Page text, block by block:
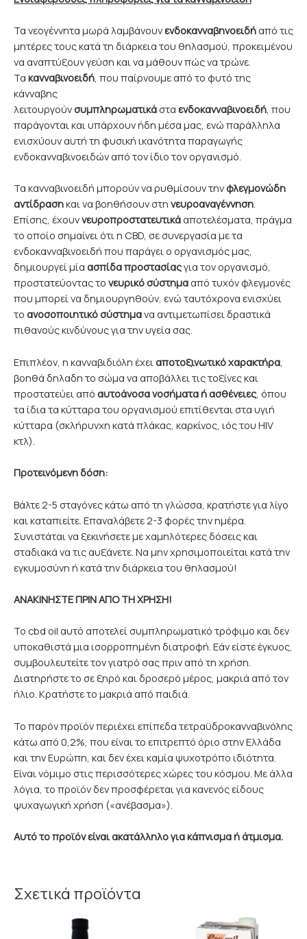
Τα νεογέννητα μωρά λαμβάνουν ενδοκανναβηνοειδήαπό τις
μητέρες τους κατά τη διάρκεια του θηλασμού, προκειμένου
να αναπτύξουν γεύση και να μάθουν πώς να τρώνε.
Τα κανναβινοειδή, που παίρνουμε από το φυτό της
κάνναβης
λειτουργούνσυμπληρωματικάστα ενδοκανναβινοειδή, που
παράγονται και υπάρχουν ήδη μέσα μας, ενώ παράλληλα
ενισχύουν αυτή τη φυσική ικανότητα παραγωγής
ενδοκανναβινοειδών από τον ίδιο τον οργανισμό.
Τα κανναβινοειδή μπορούν να ρυθμίσουν τηνφλεγμονώδη
αντίδρασηκαι να βοηθήσουν στη νευροαναγέννηση.
Επίσης, έχουννευροπροστατευτικάαποτελέσματα, πράγμα
το οποίο σημαίνει ότι η CBD, σε συνεργασία με τα
ενδοκανναβινοειδή που παράγει ο οργανισμός μας,
δημιουργεί μία ασπίδα προστασίαςγια τον οργανισμό,
προστατεύοντας το νευρικό σύστημααπό τυχόν φλεγμονές
που μπορεί να δημιουργηθούν, ενώ ταυτόχρονα ενισχύει
το ανοσοποιητικό σύστημανα αντιμετωπίσει δραστικά
πιθανούς κινδύνους για την υγεία σας.
Επιπλέον, η κανναβιδιόλη έχει αποτοξινωτικό χαρακτήρα
βοηθά δηλαδη το σώμα να αποβάλλει τις τοξίνες και
προστατεύει από αυτοάνοσανοσήματα ή ασθένειες , όπου
τα ίδια τα κύτταρα του οργανισμού επιτίθενται στα υγιή
κύτταρα (σκλήρυνχη κατά πλάκας, καρκίνος, ιός του ΗΙV
κτλ).
Προτεινόμενη δόση:
Βάλτε 2-5 σταγόνες κάτω από τη γλώσσα, κρατήστε για λίγο
και καταπιείτε. Επαναλάβετε 2-3 φορές την ημέρα.
Συνιστάται να ξεκινήσετε με χαμηλότερες δόσεις και
σταδιακά να τις αυξάνετε. Να μην χρησιμοποιείται κατά την
εγκυμοσύνη ή κατά την διάρκεια του θηλασμού!
ΑΝΑΚΙΝΗΣΤΕ ΠΡΙΝ ΑΠΟ ΤΗ ΧΡΗΣΗ!
Το cbd oil αυτό αποτελεί συμπληρωματικό τρόφιμο και δεν
υποκαθιστά μια ισορροπημένη διατροφή. Εάν είστε έγκυος,
συμβουλευτείτε τον γιατρό σας πριν από τη χρήση.
Διατηρήστε το σε ξηρό και δροσερό μέρος, μακριά από τον
ήλιο. Κρατήστε το μακριά από παιδιά.
Το παρόν προϊόν περιέχει επίπεδα τετραϋδροκανναβινόλης
κάτω από 0,2%, που είναι το επιτρεπτό όριο στην Ελλάδα
και την Ευρώπη, και δεν έχει καμία ψυχοτρόπο ιδιότητα.
Είναι νόμιμο στις περισσότερες χώρες του κόσμου. Με άλλα
λόγια, το προϊόν δεν προσφέρεται για κανενός είδους
ψυχαγωγική χρήση («ανέβασμα»).
Αυτό το προϊόν είναι ακατάλληλο για κάπνισμα ή άτμισμα.
Σχετικά προϊόντα